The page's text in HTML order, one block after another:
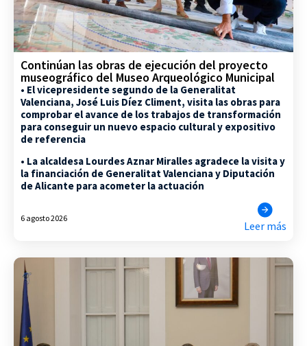
Continúan las obras de ejecución del proyecto
museográfico del Museo Arqueológico Municipal
• El vicepresidente segundo de la Generalitat
Valenciana, José Luis Díez Climent, visita las obras para
comprobar el avance de los trabajos de transformación
para conseguir un nuevo espacio cultural y expositivo
de referencia
• La alcaldesa Lourdes Aznar Miralles agradece la visita y
la financiación de Generalitat Valenciana y Diputación
de Alicante para acometer la actuación
6 agosto 2026
Leer más